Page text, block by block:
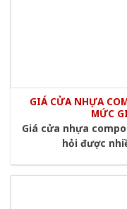
GIÁ CỬA NHỰA
MỨC
Giá cửa nhựa
hỏi được